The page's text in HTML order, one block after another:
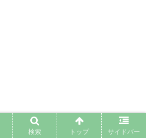
検索 トップ サイドバー